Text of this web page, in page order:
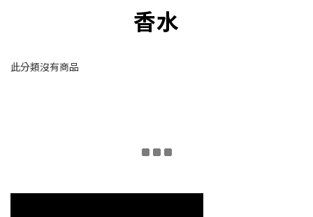
香水
此分類沒有商品